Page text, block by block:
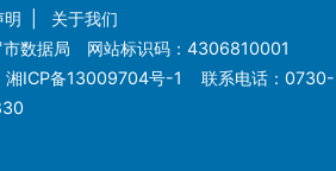
明
关于我们
数据局 网站标识码：4306810001
湘ICP备13009704号-1
联系电话：0730-